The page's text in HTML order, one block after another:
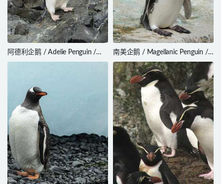
阿德利企鹅 / Adelie Penguin /
Pygoscelis adeliae
南美企鹅 / Magellanic Penguin /
Spheniscus magellanicus